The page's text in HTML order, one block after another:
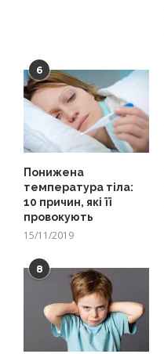
6
Понижена
температура тіла:
10 причин, які її
провокують
15/11/2019
8